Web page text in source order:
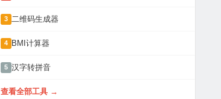
3 二维码生成器
4 BMI计算器
5 汉字转拼音
查看全部工具 →